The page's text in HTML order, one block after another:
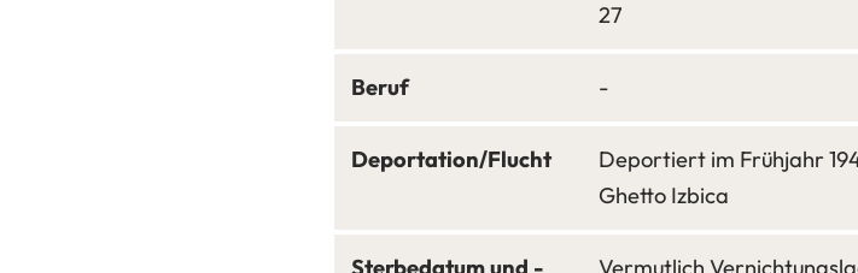
27
Beruf -
Deportation/Flucht
Deportiert im Frühjahr
Ghetto Izbica